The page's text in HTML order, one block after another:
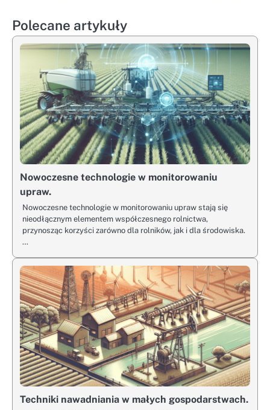
Polecane artykuły
Nowoczesne technologie w monitorowaniu
upraw.
Nowoczesne technologie w monitorowaniu upraw stają się
nieodłącznym elementem współczesnego rolnictwa,
przynosząc korzyści zarówno dla rolników, jak i dla środowiska.
…
Techniki nawadniania w małych gospodarstwach.